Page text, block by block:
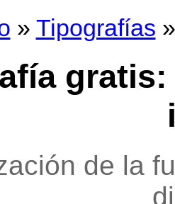
» Tipografías
de la